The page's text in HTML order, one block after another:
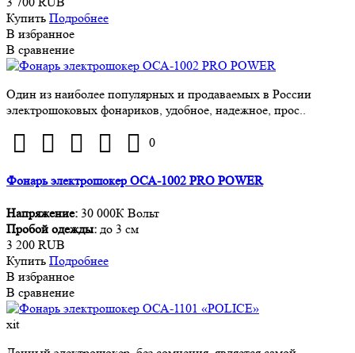
Купить Подробнее
В избранное
В сравнение
Один из наиболее популярных и продаваемых в России
электрошоковых фонариков, удобное, надежное, прос..
0
Фонарь электрошокер ОСА-1002 PRO POWER
Напряжение: 30 000К Вольт
Пробой одежды: до 3 см
3 200 RUB
Купить Подробнее
В избранное
В сравнение
xit